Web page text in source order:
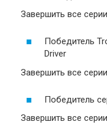
Завершить все
Победитель
Driver
Завершить все
Победитель
Завершить все